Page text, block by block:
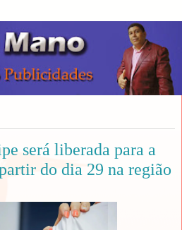
será liberada para a
do dia 29 na região